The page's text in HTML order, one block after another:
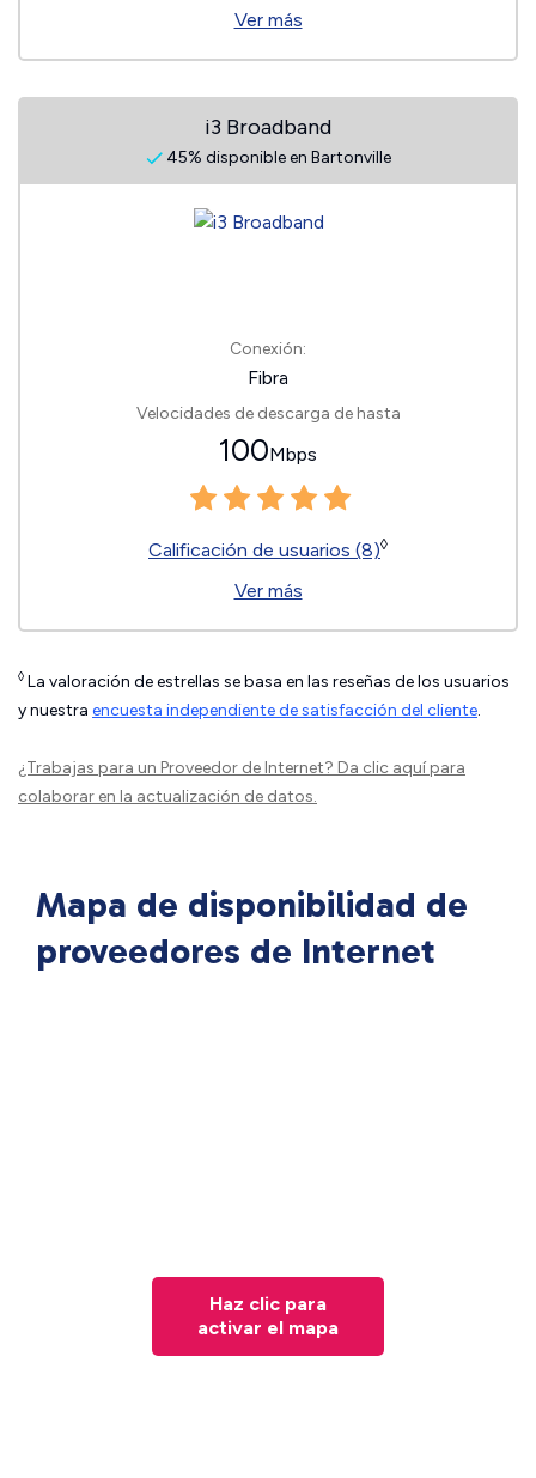
Ver más
i3 Broadband
45% disponible en Bartonville
Conexión:
Fibra
Velocidades de descarga de hasta
100Mbps
Calificación de usuarios (8)◊
Ver más
◊ La valoración de estrellas se basa en las reseñas de los usuarios
y nuestra encuesta independiente de satisfacción del cliente.
¿Trabajas para un Proveedor de Internet? Da clic aquípara
colaborar en la actualización de datos.
Mapa de disponibilidad de
proveedores de Internet
Haz clic para
activar el mapa